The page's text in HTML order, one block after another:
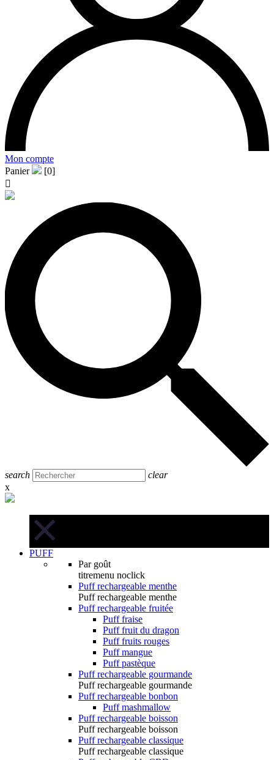
Mon compte
Panier
[0]

search
clear
x
PUFF
Par goût
titremenu noclick
Puff rechargeable menthe
Puff rechargeable menthe
Puff rechargeable fruitée
Puff fraise
Puff fruit du dragon
Puff fruits rouges
Puff mangue
Puff pastèque
Puff rechargeable gourmande
Puff rechargeable gourmande
Puff rechargeable bonbon
Puff mashmallow
Puff rechargeable boisson
Puff rechargeable boisson
Puff rechargeable classique
Puff rechargeable classique